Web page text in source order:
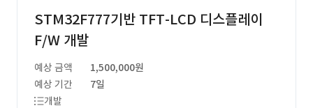
STM32F777기반 TFT-LCD 디스플레이
F/W 개발
예상 금액
1,500,000원
예상 기간
7일
개발